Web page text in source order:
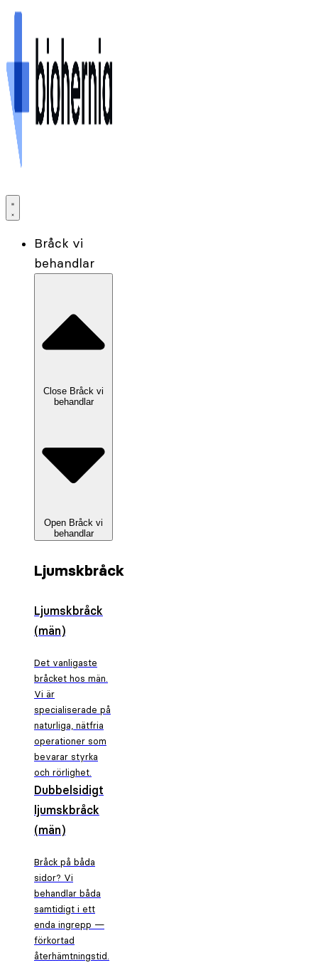
Bråck vi
behandlar
Close Bråck vi
behandlar
Open Bråck vi
behandlar
Ljumskbråck
Ljumskbråck
(män)
Det vanligaste
bråcket hos män.
Vi är
specialiserade på
naturliga, nätfria
operationer som
bevarar styrka
och rörlighet.
Dubbelsidigt
ljumskbråck
(män)
Bråck på båda
sidor? Vi
behandlar båda
samtidigt i ett
enda ingrepp —
förkortad
återhämtningstid.